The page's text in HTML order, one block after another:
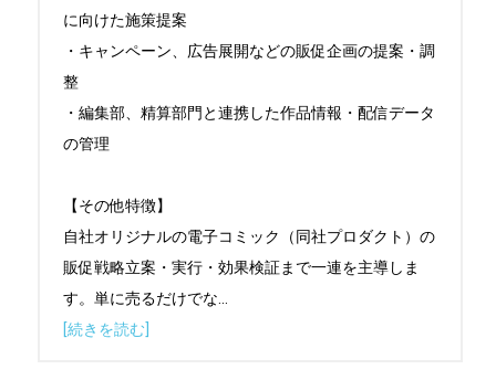
に向けた施策提案
・キャンペーン、広告展開などの販促企画の提案・調
整
・編集部、精算部門と連携した作品情報・配信データ
の管理
【その他特徴】
自社オリジナルの電子コミック（同社プロダクト）の
販促戦略立案・実行・効果検証まで一連を主導しま
す。単に売るだけでな
[続きを読む]